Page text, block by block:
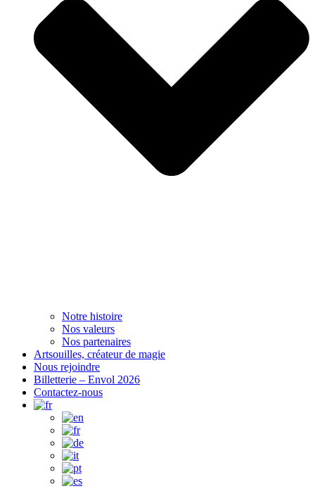
Notre histoire
Nos valeurs
Nos partenaires
Artsouilles, créateur de magie
Nous rejoindre
Billetterie – Envol 2026
Contactez-nous